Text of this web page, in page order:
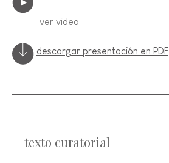
ver video
descargar presentación en PDF
texto curatorial